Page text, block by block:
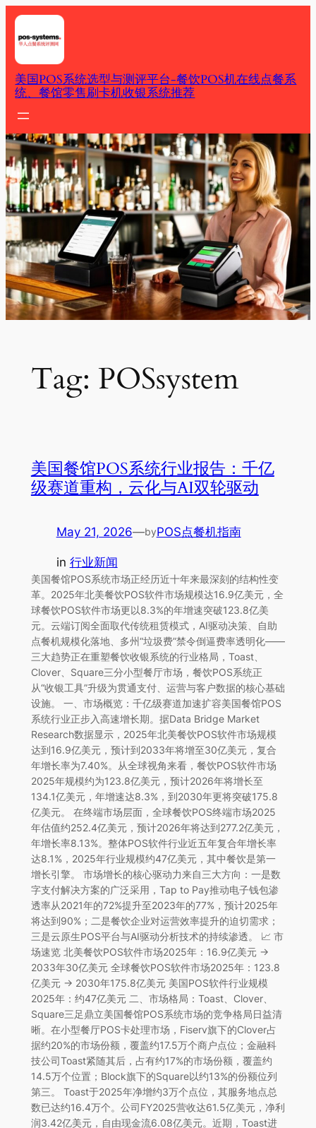
Skip
content
美国POS系统选型与测评平台-餐饮POS机在线点餐系
统、餐馆零售刷卡机收银系统推荐
Tag: POSsystem
美国餐馆POS系统行业报告：千亿
级赛道重构，云化与AI双轮驱动
May 21, 2026—byPOS点餐机指南
in 行业新闻
美国餐馆POS系统市场正经历近十年来最深刻的结构性变
革。2025年北美餐饮POS软件市场规模达16.9亿美元，全
球餐饮POS软件市场更以8.3%的年增速突破123.8亿美
元。云端订阅全面取代传统租赁模式，AI驱动决策、自助
点餐机规模化落地、多州“垃圾费”禁令倒逼费率透明化——
三大趋势正在重塑餐饮收银系统的行业格局，Toast、
Clover、Square三分小型餐厅市场，餐饮POS系统正
从“收银工具”升级为贯通支付、运营与客户数据的核心基础
设施。 一、市场概览：千亿级赛道加速扩容美国餐馆POS
系统行业正步入高速增长期。据Data Bridge Market
Research数据显示，2025年北美餐饮POS软件市场规模
达到16.9亿美元，预计到2033年将增至30亿美元，复合
年增长率为7.40%。从全球视角来看，餐饮POS软件市场
2025年规模约为123.8亿美元，预计2026年将增长至
134.1亿美元，年增速达8.3%，到2030年更将突破175.8
亿美元。 在终端市场层面，全球餐饮POS终端市场2025
年估值约252.4亿美元，预计2026年将达到277.2亿美元，
年增长率8.13%。整体POS软件行业近五年复合年增长率
达8.1%，2025年行业规模约47亿美元，其中餐饮是第一
增长引擎。 市场增长的核心驱动力来自三大方向：一是数
字支付解决方案的广泛采用，Tap to Pay推动电子钱包渗
透率从2021年的72%提升至2023年的77%，预计2025年
将达到90%；二是餐饮企业对运营效率提升的迫切需求；
三是云原生POS平台与AI驱动分析技术的持续渗透。 📈 市
场速览 北美餐饮POS软件市场2025年：16.9亿美元 →
2033年30亿美元 全球餐饮POS软件市场2025年：123.8
亿美元 → 2030年175.8亿美元 美国POS软件行业规模
2025年：约47亿美元 二、市场格局：Toast、Clover、
Square三足鼎立美国餐馆POS系统市场的竞争格局日益清
晰。在小型餐厅POS卡处理市场，Fiserv旗下的Clover占
据约20%的市场份额，覆盖约17.5万个商户点位；金融科
技公司Toast紧随其后，占有约17%的市场份额，覆盖约
14.5万个位置；Block旗下的Square以约13%的份额位列
第三。 Toast于2025年净增约3万个点位，其服务地点总
数已达约16.4万个。公司FY2025营收达61.5亿美元，净利
润3.42亿美元，自由现金流6.08亿美元。近期，Toast进